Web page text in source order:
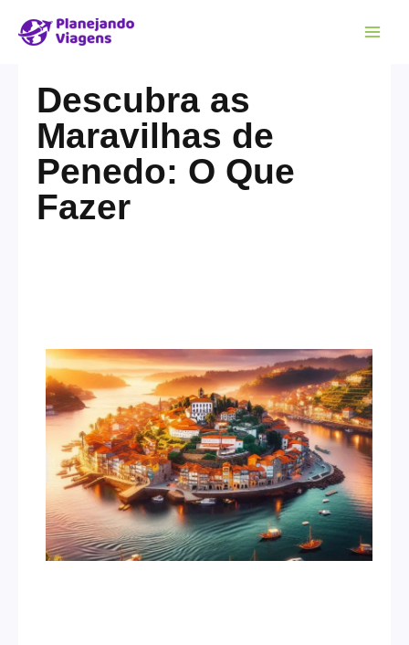
Descubra as
Maravilhas de
Penedo: O Que
Fazer